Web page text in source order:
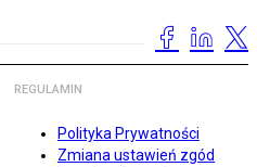
REGULAMIN
Polityka Prywatności
Zmiana ustawień zgód